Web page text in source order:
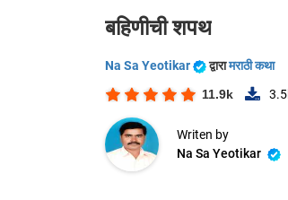
बहिणीची शपथ
Na Sa Yeotikar द्वारामराठी कथा
11.9k
Writen by
Na Sa Yeotikar